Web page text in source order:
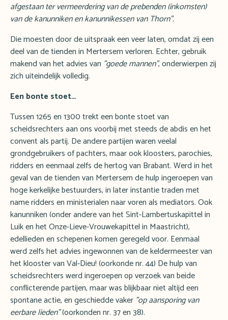
afgestaan ter vermeerdering van de prebenden (inkomsten)
van de kanunniken en kanunnikessen van Thorn".
Die moesten door de uitspraak een veer laten, omdat zij een
deel van de tienden in Mertersem verloren. Echter, gebruik
makend van het advies van "goede mannen", onderwierpen zij
zich uiteindelijk volledig.
Een bonte stoet…
Tussen 1265 en 1300 trekt een bonte stoet van
scheidsrechters aan ons voorbij met steeds de abdis en het
convent als partij. De andere partijen waren veelal
grondgebruikers of pachters, maar ook kloosters, parochies,
ridders en eenmaal zelfs de hertog van Brabant. Werd in het
geval van de tienden van Mertersem de hulp ingeroepen van
hoge kerkelijke bestuurders, in later instantie traden met
name ridders en ministerialen naar voren als mediators. Ook
kanunniken (onder andere van het Sint-Lambertuskapittel in
Luik en het Onze-Lieve-Vrouwekapittel in Maastricht),
edellieden en schepenen komen geregeld voor. Eenmaal
werd zelfs het advies ingewonnen van de keldermeester van
het klooster van Val-Dieu! (oorkonde nr. 44) De hulp van
scheidsrechters werd ingeroepen op verzoek van beide
conflicterende partijen, maar was blijkbaar niet altijd een
spontane actie, en geschiedde vaker "op aansporing van
eerbare lieden"(oorkonden nr. 37 en 38).